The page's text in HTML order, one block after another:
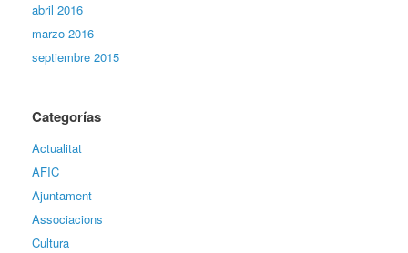
abril 2016
marzo 2016
septiembre 2015
Categorías
Actualitat
AFIC
Ajuntament
Associacions
Cultura